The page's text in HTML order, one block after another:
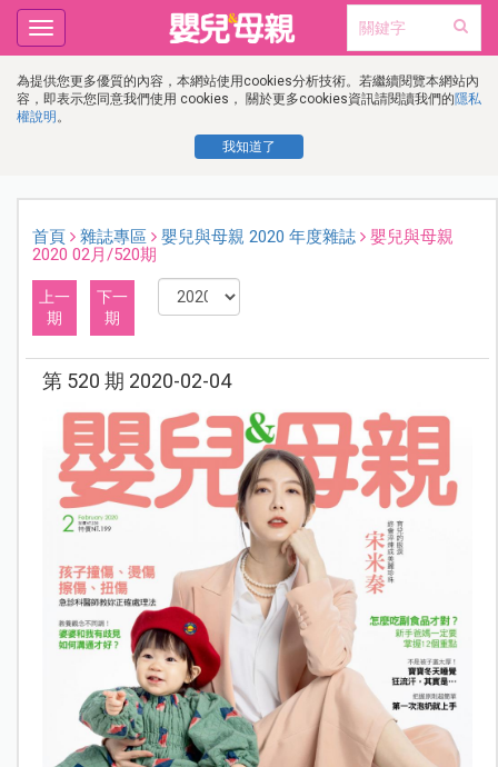
為提供您更多優質的內容，本網站使用cookies分析技術。若繼續閱覽本網站內
容，即表示您同意我們使用 cookies， 關於更多cookies資訊請閱讀我們的隱私
權說明 。
我知道了
Toggle
navigation
首頁 雜誌專區 嬰兒與母親 2020 年度雜誌 嬰兒與母親
2020 02月/520期
上一
期
下一
期
第 520 期 2020-02-04